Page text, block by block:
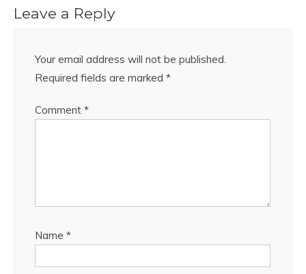
Leave a Reply
Your email address will not be published.
Required fields are marked *
Comment *
Name *